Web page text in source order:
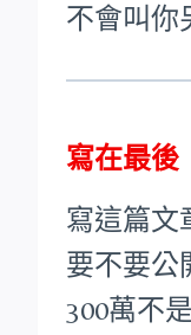
不會叫你
寫在最後
寫這篇文
要不要公
300萬不